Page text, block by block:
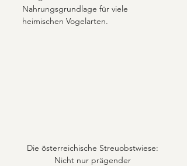
Nahrungsgrundlage für viele
heimischen Vogelarten.
Die österreichische Streuobstwiese:
Nicht nur prägender